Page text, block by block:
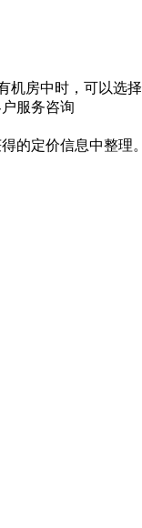
机房中时，可以选
服务咨询
的定价信息中整理